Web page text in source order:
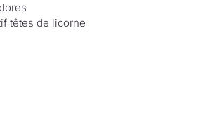
têtes de licorne